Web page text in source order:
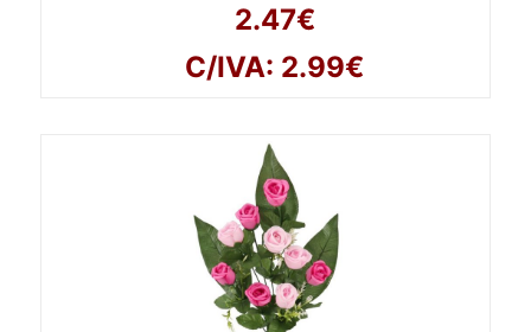
2.47€
C/IVA: 2.99€